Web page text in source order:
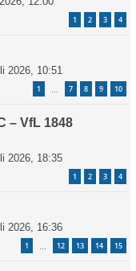
1 2 3 4
2026, 10:51
1 7 8 9 10
– VfL 1848
2026, 18:35
1 2 3 4
2026, 16:36
1 12 13 14 15